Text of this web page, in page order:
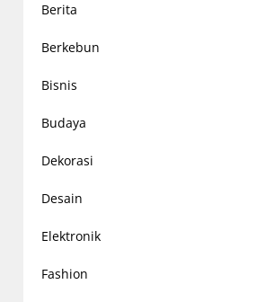
Berita
Berkebun
Bisnis
Budaya
Dekorasi
Desain
Elektronik
Fashion